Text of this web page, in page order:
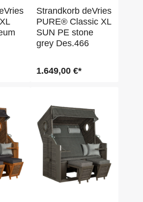
Strandkorb deVries
PURE® Classic XL
SUN PE stone
grey Des.466
1.649,00 €*